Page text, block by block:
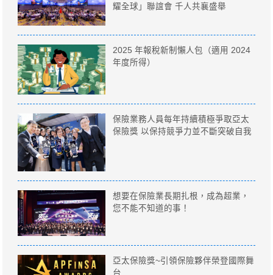
耀全球」聯誼會 千人共襄盛舉
2025 年報稅新制懶人包（適用 2024
年度所得）
保險業務人員每年持續積極爭取亞太
保險獎 以保持競爭力並不斷突破自我
想要在保險業長期扎根，成為超業，
您不能不知道的事！
亞太保險獎~引領保險夥伴榮登國際舞
台